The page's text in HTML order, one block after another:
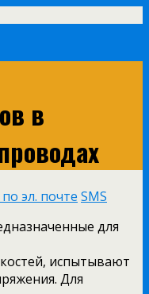
в
эл. почте SMS
для
испытывают
Для